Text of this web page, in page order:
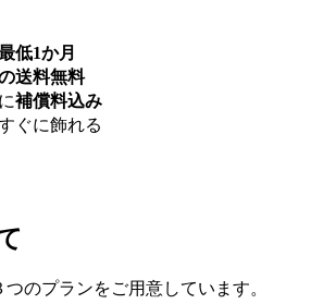
低1か月
送料無料
補償料込み
ぐに飾れる
のプランをご用意しています。